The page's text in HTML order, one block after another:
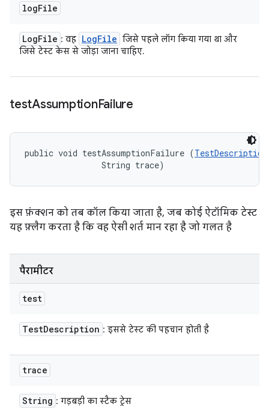
logFile
LogFile : वह LogFile जिसे पहले लॉग किया गया था और
जिसे टेस्ट केस से जोड़ा जाना चाहिए.
testAssumptionFailure
public void testAssumptionFailure (TestDescription
                String trace)
इस फ़ंक्शन को तब कॉल किया जाता है, जब कोई ऐटॉमिक टेस्ट
यह फ़्लैग करता है कि वह ऐसी शर्त मान रहा है जो गलत है
पैरामीटर
test
TestDescription : इससे टेस्ट की पहचान होती है
trace
String : गड़बड़ी का स्टैक ट्रेस